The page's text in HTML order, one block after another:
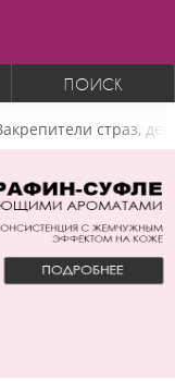
ПОИСК
страз,